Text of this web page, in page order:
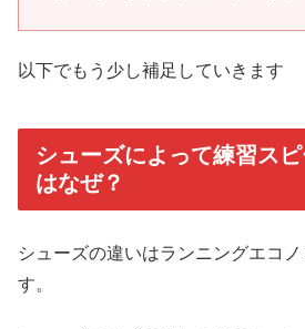
以下でもう少し補足していきます
シューズによって練習ス
はなぜ？
シューズの違いはランニングエコ
す。